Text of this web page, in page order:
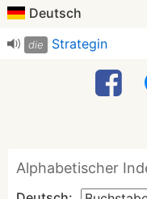
Deutsch
die Strategin
Alphabetischer